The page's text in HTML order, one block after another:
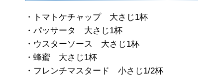
・トマトケチャップ 大さじ1杯
・パッサータ 大さじ1杯
・ウスターソース 大さじ1杯
・蜂蜜 大さじ1杯
・フレンチマスタード 小さじ1/2杯